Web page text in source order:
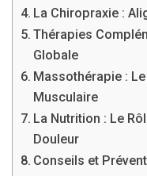
La Chiropraxie :
Thérapies
Globale
Massothérapie :
Musculaire
La Nutrition : Le
Douleur
Conseils et